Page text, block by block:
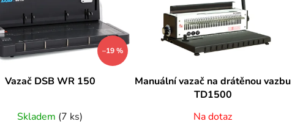
–19 %
Vazač DSB WR 150
Skladem (7 ks)
Manuální vazač na drátěnou vazbu
TD1500
Na dotaz